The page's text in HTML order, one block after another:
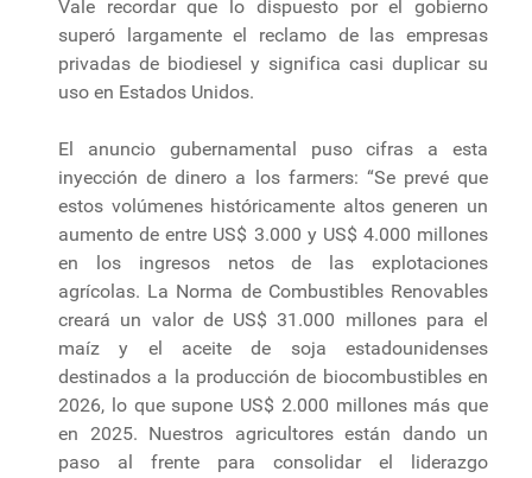
Vale recordar que lo dispuesto por el gobierno
superó largamente el reclamo de las empresas
privadas de biodiesel y significa casi duplicar su
uso en Estados Unidos.
El anuncio gubernamental puso cifras a esta
inyección de dinero a los farmers: “Se prevé que
estos volúmenes históricamente altos generen un
aumento de entre US$ 3.000 y US$ 4.000 millones
en los ingresos netos de las explotaciones
agrícolas. La Norma de Combustibles Renovables
creará un valor de US$ 31.000 millones para el
maíz y el aceite de soja estadounidenses
destinados a la producción de biocombustibles en
2026, lo que supone US$ 2.000 millones más que
en 2025. Nuestros agricultores están dando un
paso al frente para consolidar el liderazgo